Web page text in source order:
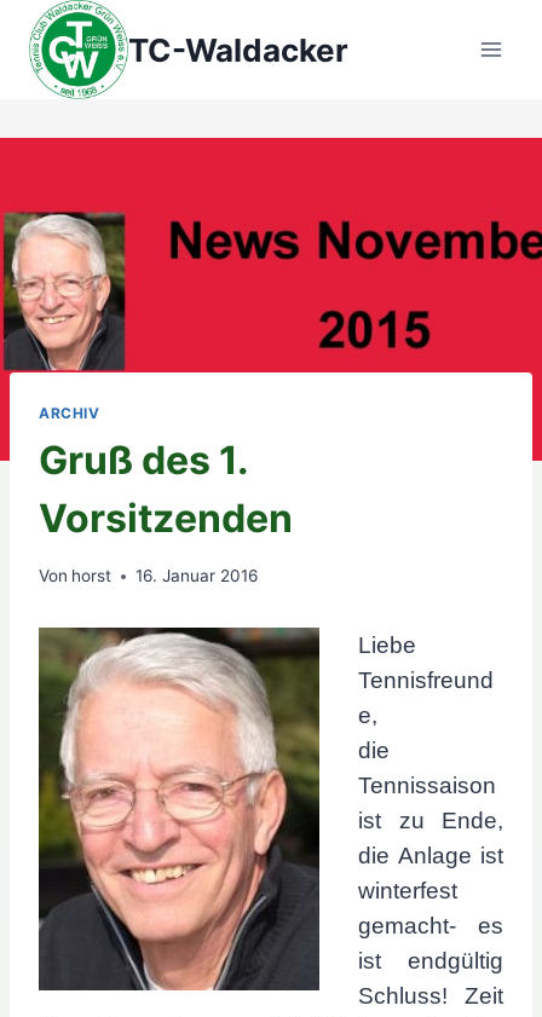
Zum
Inhalt
springen
TC-Waldacker
ARCHIV
Gruß des 1.
Vorsitzenden
Von horst 16. Januar 2016
Liebe
Tennisfreund
e,
die
Tennissaison
ist zu Ende,
die Anlage ist
winterfest
gemacht- es
ist endgültig
Schluss! Zeit